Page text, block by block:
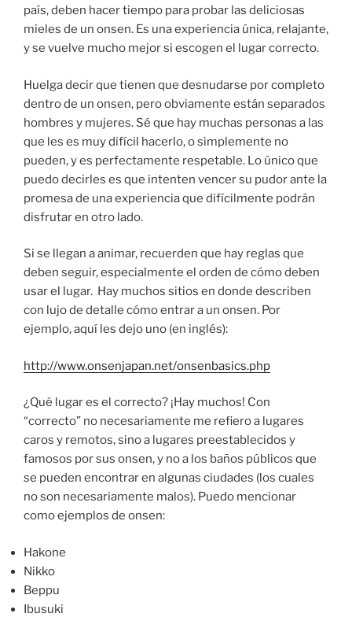
país, deben hacer tiempo para probar las deliciosas
mieles de un onsen. Es una experiencia única, relajante,
y se vuelve mucho mejor si escogen el lugar correcto.
Huelga decir que tienen que desnudarse por completo
dentro de un onsen, pero obviamente están separados
hombres y mujeres. Sé que hay muchas personas a las
que les es muy difícil hacerlo, o simplemente no
pueden, y es perfectamente respetable. Lo único que
puedo decirles es que intenten vencer su pudor ante la
promesa de una experiencia que difícilmente podrán
disfrutar en otro lado.
Si se llegan a animar, recuerden que hay reglas que
deben seguir, especialmente el orden de cómo deben
usar el lugar. Hay muchos sitios en donde describen
con lujo de detalle cómo entrar a un onsen. Por
ejemplo, aquí les dejo uno (en inglés):
http://www.onsenjapan.net/onsenbasics.php
¿Qué lugar es el correcto? ¡Hay muchos! Con
“correcto” no necesariamente me refiero a lugares
caros y remotos, sino a lugares preestablecidos y
famosos por sus onsen, y no a los baños públicos que
se pueden encontrar en algunas ciudades (los cuales
no son necesariamente malos). Puedo mencionar
como ejemplos de onsen:
Hakone
Nikko
Beppu
Ibusuki